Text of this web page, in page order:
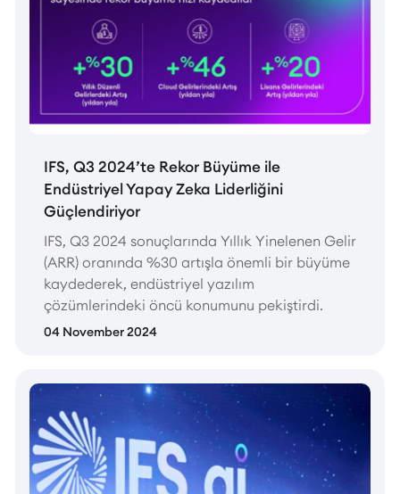
IFS, Q3 2024’te Rekor Büyüme ile
Endüstriyel Yapay Zeka Liderliğini
Güçlendiriyor
IFS, Q3 2024 sonuçlarında Yıllık Yinelenen Gelir
(ARR) oranında %30 artışla önemli bir büyüme
kaydederek, endüstriyel yazılım
çözümlerindeki öncü konumunu pekiştirdi.
04 November 2024